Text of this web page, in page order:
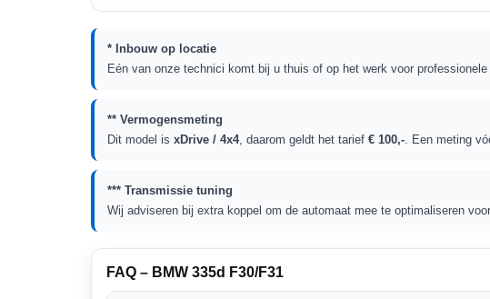
* Inbouw op locatie
Eén van onze technici komt bij u thuis of op het werk voor
** Vermogensmeting
Dit model is xDrive / 4x4, daarom geldt het tarief € 100,-. Een meting
*** Transmissie tuning
Wij adviseren bij extra koppel om de automaat mee te optimaliseren
FAQ – BMW 335d F30/F31